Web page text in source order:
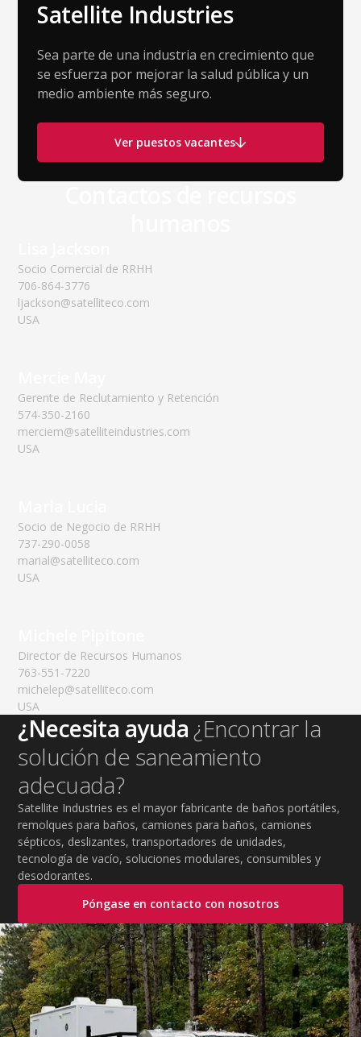
Satellite Industries
Sea parte de una industria en crecimiento que
se esfuerza por mejorar la salud pública y un
medio ambiente más seguro.
Ver puestos vacantes
Socio Comercial de RRHH
706-864-3776
ljackson@satelliteco.com
USA
Gerente de Reclutamiento y Retención
574-350-2160
merciem@satelliteindustries.com
USA
Socio de Negocio de RRHH
737-290-0058
marial@satelliteco.com
USA
Director de Recursos Humanos
763-551-7220
michelep@satelliteco.com
USA
¿Necesita ayuda¿Encontrar la
solución de saneamiento
adecuada?
Satellite Industries es el mayor fabricante de baños portátiles,
remolques para baños, camiones para baños, camiones
sépticos, deslizantes, transportadores de unidades,
tecnología de vacío, soluciones modulares, consumibles y
desodorantes.
Póngase en contacto con nosotros